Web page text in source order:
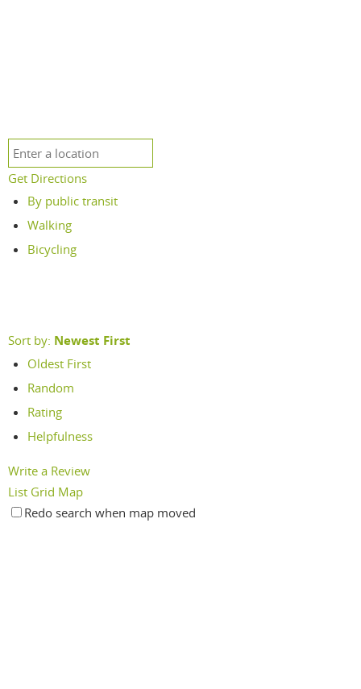
Get Directions
By public transit
Walking
Bicycling
Sort by: Newest First
Oldest First
Random
Rating
Helpfulness
Write a Review
List Grid Map
Redo search when map moved